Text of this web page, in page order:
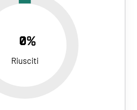
0%
Riusciti